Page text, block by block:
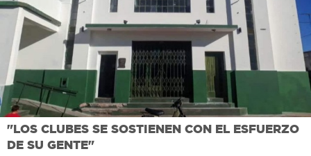
"LOS CLUBES SE SOSTIENEN CON EL ESFUERZO
DE SU GENTE"